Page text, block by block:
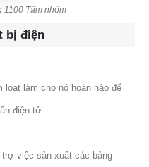
Tấm nhôm
bị điện
loạt làm cho nó hoàn hảo để
điện tử.
việc sản xuất các bảng